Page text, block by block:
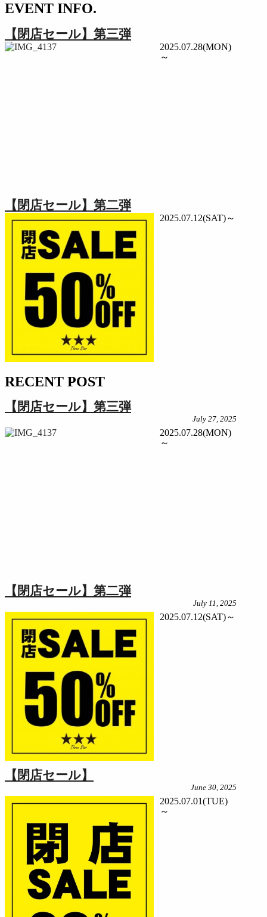
EVENT INFO.
【閉店セール】第三弾
2025.07.28(MON)
～
【閉店セール】第二弾
2025.07.12(SAT)～
RECENT POST
【閉店セール】第三弾
July 27, 2025
2025.07.28(MON)
～
【閉店セール】第二弾
July 11, 2025
2025.07.12(SAT)～
【閉店セール】
June 30, 2025
2025.07.01(TUE)
～